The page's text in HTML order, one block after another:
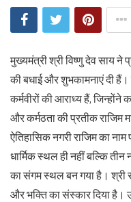
मुख्यमंत्री श्री विष्णु देव साय ने
की बधाई और शुभकामनाएं दी हैं।
कर्मवीरों की आराध्य हैं, जिन्होंने
और कर्मठता की प्रतीक राजिम
ऐतिहासिक नगरी राजिम का
धार्मिक स्थल ही नहीं बल्कि
का संगम स्थल बन गया है। श्री
और भक्ति का संस्कार दिया है।